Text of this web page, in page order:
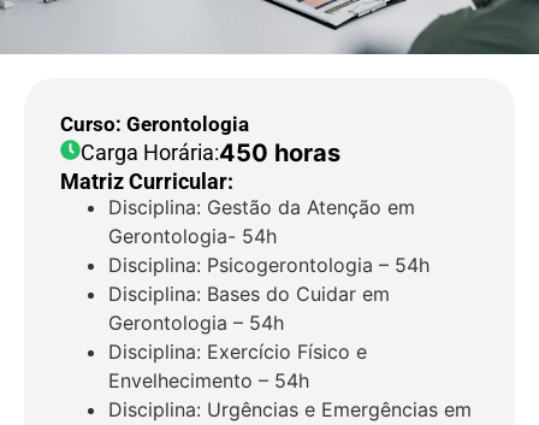
Curso: Gerontologia
Carga Horária:450 horas
Matriz Curricular:
Disciplina: Gestão da Atenção em
Gerontologia- 54h
Disciplina: Psicogerontologia – 54h
Disciplina: Bases do Cuidar em
Gerontologia – 54h
Disciplina: Exercício Físico e
Envelhecimento – 54h
Disciplina: Urgências e Emergências em